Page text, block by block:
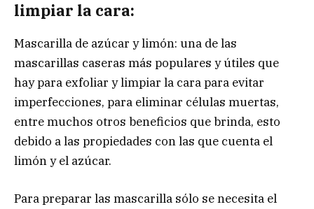
limpiar la cara:
Mascarilla de azúcar y limón: una de las
mascarillas caseras más populares y útiles que
hay para exfoliar y limpiar la cara para evitar
imperfecciones, para eliminar células muertas,
entre muchos otros beneficios que brinda, esto
debido a las propiedades con las que cuenta el
limón y el azúcar.
Para preparar las mascarilla sólo se necesita el